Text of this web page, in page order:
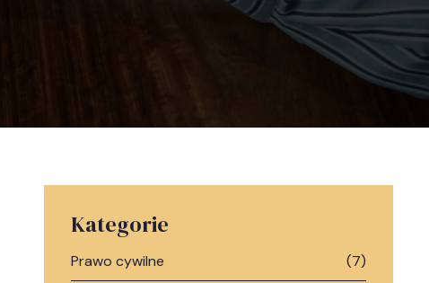
Kategorie
Prawo cywilne
(7)